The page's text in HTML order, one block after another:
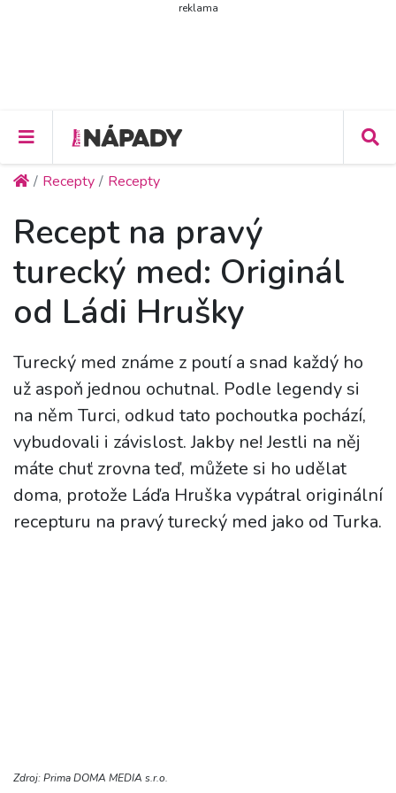
reklama
Recepty Recepty
Recept na pravý
turecký med: Originál
od Ládi Hrušky
Turecký med známe z poutí a snad každý ho
už aspoň jednou ochutnal. Podle legendy si
na něm Turci, odkud tato pochoutka pochází,
vybudovali i závislost. Jakby ne! Jestli na něj
máte chuť zrovna teď, můžete si ho udělat
doma, protože Láďa Hruška vypátral originální
recepturu na pravý turecký med jako od Turka.
Zdroj: Prima DOMA MEDIA s.r.o.